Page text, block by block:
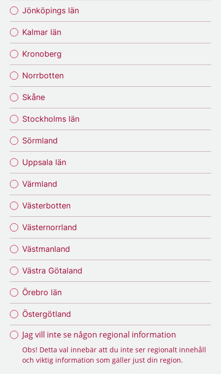
Jönköpings län
Kalmar län
Kronoberg
Norrbotten
Skåne
Stockholms län
Sörmland
Uppsala län
Värmland
Västerbotten
Västernorrland
Västmanland
Västra Götaland
Örebro län
Östergötland
Jag vill inte se någon regional information
Obs! Detta val innebär att du inte ser regionalt innehåll
och viktig information som gäller just din region.